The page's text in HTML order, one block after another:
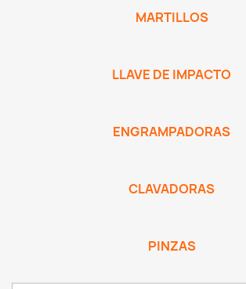
MARTILLOS
LLAVE DE IMPACTO
ENGRAMPADORAS
CLAVADORAS
PINZAS